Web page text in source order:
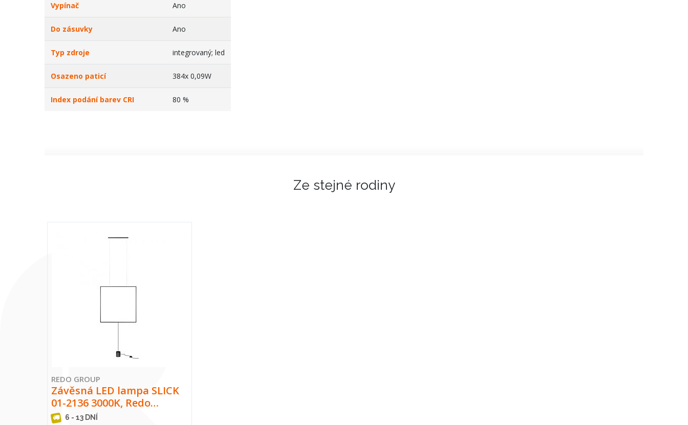
Vypínač Ano
Do zásuvky Ano
Typ zdroje integrovaný; led
Osazeno paticí 384x 0,09W
Index podání barev CRI 80 %
Ze stejné rodiny
REDO GROUP
Závěsná LED lampa SLICK
01-2136 3000K, Redo…
6 - 13 DNÍ